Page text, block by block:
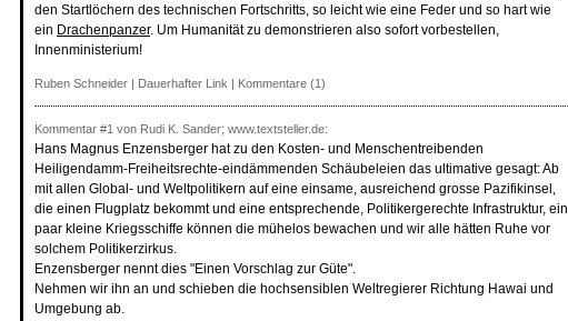
den Startlöchern des technischen Fortschritts, so leicht wie eine Feder und so hart wie
ein Drachenpanzer. Um Humanität zu demonstrieren also sofort vorbestellen,
Innenministerium!
Ruben Schneider | Dauerhafter Link | Kommentare (1)
Kommentar #1 von Rudi K. Sander; www.textsteller.de:
Hans Magnus Enzensberger hat zu den Kosten- und Menschentreibenden
Heiligendamm-Freiheitsrechte-eindämmenden Schäubeleien das ultimative gesagt: Ab
mit allen Global- und Weltpolitikern auf eine einsame, ausreichend grosse Pazifikinsel,
die einen Flugplatz bekommt und eine entsprechende, Politikergerechte Infrastruktur, ein
paar kleine Kriegsschiffe können die mühelos bewachen und wir alle hätten Ruhe vor
solchem Politikerzirkus.
Enzensberger nennt dies "Einen Vorschlag zur Güte".
Nehmen wir ihn an und schieben die hochsensiblen Weltregierer Richtung Hawai und
Umgebung ab.